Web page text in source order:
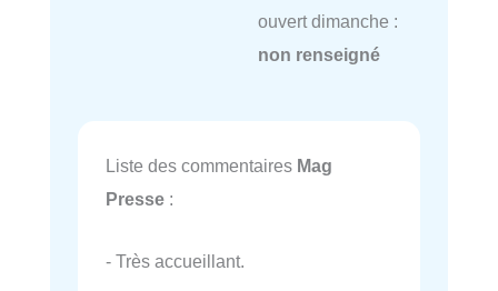
ouvert dimanche :
non renseigné
Liste des commentaires Mag
Presse :
- Très accueillant.